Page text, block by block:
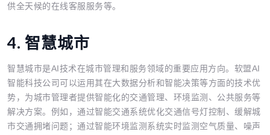
供全天候的在线客服服务等。
4. 智慧城市
智慧城市是AI技术在城市管理和服务领域的重要应用方向。软盟AI
智能科技公司可以运用其在大数据分析和智能决策等方面的技术优
势，为城市管理者提供智能化的交通管理、环境监测、公共服务等
解决方案。例如，通过智能交通系统优化交通信号灯控制、缓解城
市交通拥堵问题；通过智能环境监测系统实时监测空气质量、噪声